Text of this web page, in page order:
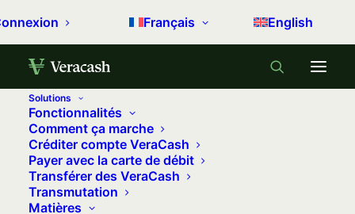
Français English
Solutions
Fonctionnalités
Comment ça marche
Créditer compte VeraCash
Payer avec la carte de débit
Transférer des VeraCash
Transmutation
Matières